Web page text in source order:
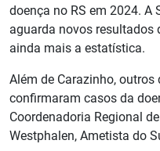
doença no RS em 2024. A
aguarda novos resultados
ainda mais a estatística.
Além de Carazinho,
confirmaram casos da
Coordenadoria Regional
Westphalen, Ametista do